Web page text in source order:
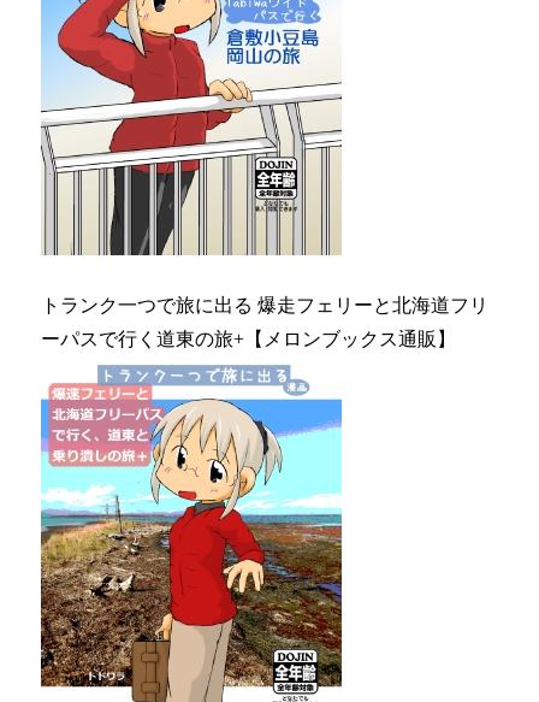
トランク一つで旅に出る 爆走フェリーと北海道フリ
ーパスで行く道東の旅+【メロンブックス通販】